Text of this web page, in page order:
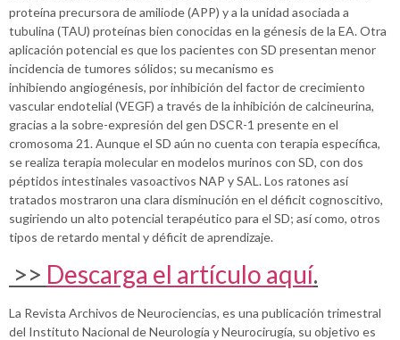
proteína precursora de amiliode (APP) y a la unidad asociada a
tubulina (TAU) proteínas bien conocidas en la génesis de la EA. Otra
aplicación potencial es que los pacientes con SD presentan menor
incidencia de tumores sólidos; su mecanismo es
inhibiendo angiogénesis, por inhibición del factor de crecimiento
vascular endotelial (VEGF) a través de la inhibición de calcineurina,
gracias a la sobre-expresión del gen DSCR-1 presente en el
cromosoma 21. Aunque el SD aún no cuenta con terapia específica,
se realiza terapia molecular en modelos murinos con SD, con dos
péptidos intestinales vasoactivos NAP y SAL. Los ratones así
tratados mostraron una clara disminución en el déficit cognoscitivo,
sugiriendo un alto potencial terapéutico para el SD; así como, otros
tipos de retardo mental y déficit de aprendizaje.
>> Descarga el artículo aquí.
La Revista Archivos de Neurociencias, es una publicación trimestral
del Instituto Nacional de Neurología y Neurocirugía, su objetivo es